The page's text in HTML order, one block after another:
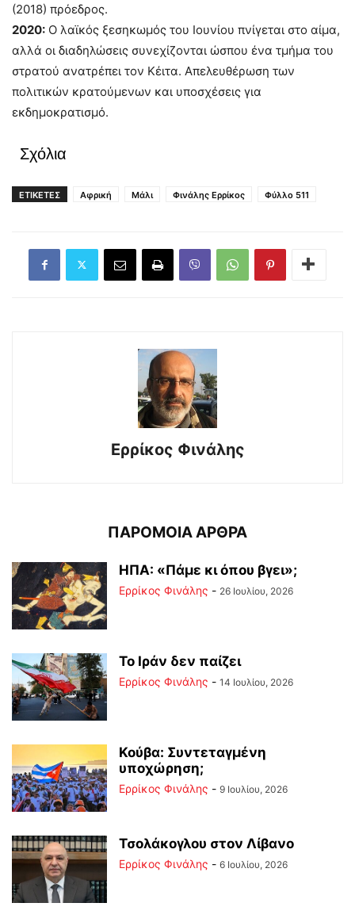
(2018) πρόεδρος.
2020: Ο λαϊκός ξεσηκωμός του Ιουνίου πνίγεται στο αίμα,
αλλά οι διαδηλώσεις συνεχίζονται ώσπου ένα τμήμα του
στρατού ανατρέπει τον Κέιτα. Απελευθέρωση των
πολιτικών κρατούμενων και υποσχέσεις για
εκδημοκρατισμό.
Σχόλια
ΕΤΙΚΕΤΕΣ Αφρική Μάλι Φινάλης Ερρίκος Φύλλο 511
Ερρίκος Φινάλης
ΠΑΡΟΜΟΙΑ ΑΡΘΡΑ
ΗΠΑ: «Πάμε κι όπου βγει»;
Ερρίκος Φινάλης - 26 Ιουλίου, 2026
Το Ιράν δεν παίζει
Ερρίκος Φινάλης - 14 Ιουλίου, 2026
Κούβα: Συντεταγμένη
υποχώρηση;
Ερρίκος Φινάλης - 9 Ιουλίου, 2026
Τσολάκογλου στον Λίβανο
Ερρίκος Φινάλης - 6 Ιουλίου, 2026